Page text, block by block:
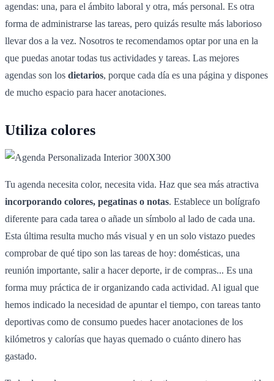
agendas: una, para el ámbito laboral y otra, más personal. Es otra
forma de administrarse las tareas, pero quizás resulte más laborioso
llevar dos a la vez. Nosotros te recomendamos optar por una en la
que puedas anotar todas tus actividades y tareas. Las mejores
agendas son los dietarios, porque cada día es una página y dispones
de mucho espacio para hacer anotaciones.
Utiliza colores
Tu agenda necesita color, necesita vida. Haz que sea más atractiva
incorporando colores, pegatinas o notas. Establece un bolígrafo
diferente para cada tarea o añade un símbolo al lado de cada una.
Esta última resulta mucho más visual y en un solo vistazo puedes
comprobar de qué tipo son las tareas de hoy: domésticas, una
reunión importante, salir a hacer deporte, ir de compras... Es una
forma muy práctica de ir organizando cada actividad. Al igual que
hemos indicado la necesidad de apuntar el tiempo, con tareas tanto
deportivas como de consumo puedes hacer anotaciones de los
kilómetros y calorías que hayas quemado o cuánto dinero has
gastado.